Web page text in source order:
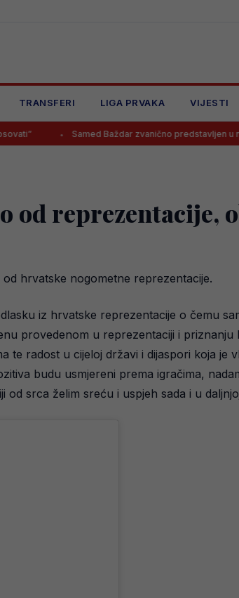
TRANSFERI LIGA PRVAKA VIJESTI
Samed Baždar zvanično predstavljen u novom klubu
od reprezentacije,
hrvatske nogometne reprezentacije.
iz hrvatske reprezentacije o čemu
provedenom u reprezentaciji i
te radost u cijeloj državi i dijaspori koja je
budu usmjereni prema igračima,
srca želim sreću i uspjeh sada i u